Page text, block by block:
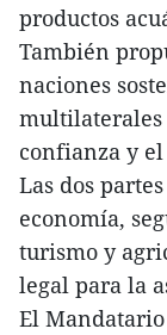
productos
También
naciones
confianza y
Las dos
economía,
turismo y
legal para la
El